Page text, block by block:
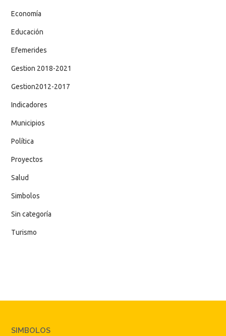
Economía
Educación
Efemerides
Gestion 2018-2021
Gestion2012-2017
Indicadores
Municipios
Política
Proyectos
Salud
Simbolos
Sin categoría
Turismo
SIMBOLOS